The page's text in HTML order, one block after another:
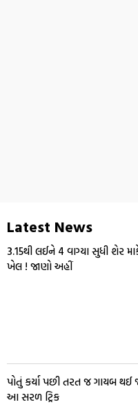
Latest News
3.15થી લઈને 4 વાગ્યા સુધી શેર
ખેલ ! જાણો અહીં
પોતું કર્યા પછી તરત જ ગાયબ
આ સરળ ટ્રિક